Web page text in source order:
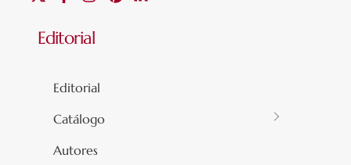
Editorial
Editorial
Catálogo
Autores